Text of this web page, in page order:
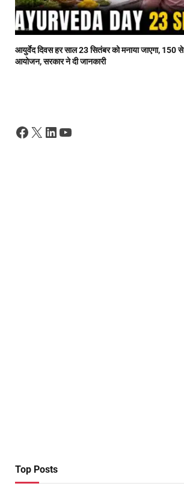
आयुर्वेद दिवस हर साल 23 सितंबर को मनाया जाएगा, 150
आयोजन, सरकार ने दी जानकारी
Facebook
X LinkedIn
YouTube
Top Posts